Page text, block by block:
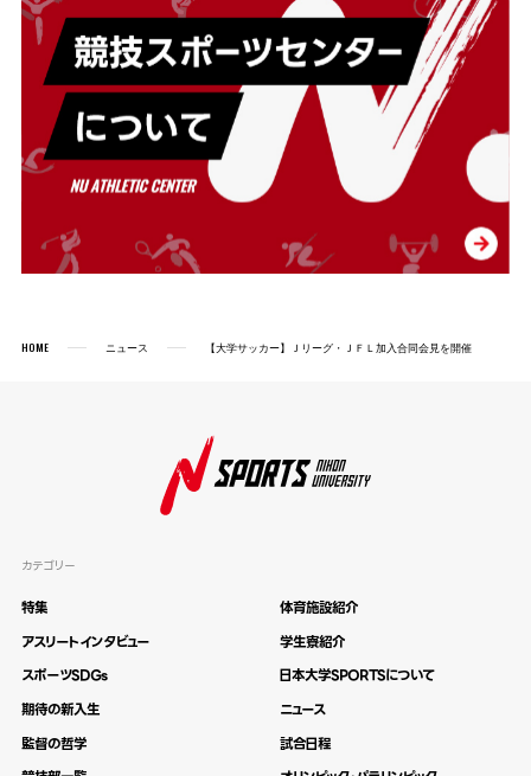
HOME ニュース 【大学サッカー】Ｊリーグ・ＪＦＬ加入合同会見を開催
カテゴリー
特集
アスリートインタビュー
スポーツSDGs
期待の新入生
監督の哲学
体育施設紹介
学生寮紹介
日本大学SPORTSについて
ニュース
試合日程